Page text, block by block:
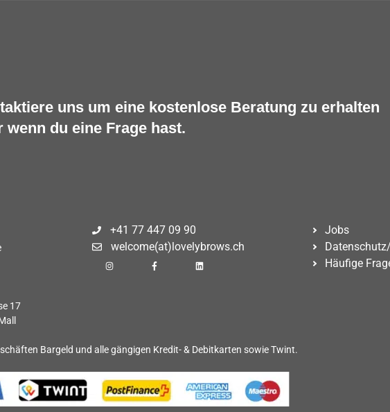
uns um eine kostenlose Beratung zu erhalten
wenn du eine Frage hast.
17
+41 77 447 09 90
welcome(at)lovelybrows.ch
Jobs
Häufige
Bargeld und alle gängigen Kredit- & Debitkarten sowie Twint.